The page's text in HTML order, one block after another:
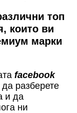
топ
които ви
марки
facebook
разберете
и да
ни